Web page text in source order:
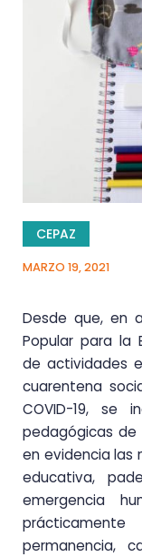
CEPAZ
MARZO 19, 2021
Desde que, en
Popular para la
de actividades
cuarentena
COVID-19, se
pedagógicas de
en evidencia las
educativa,
emergencia
permanencia,